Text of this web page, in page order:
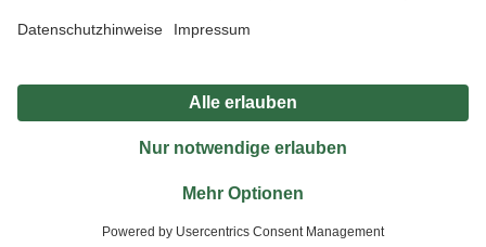
Produkte nur solange der Vorrat reicht.
*Paketversand ab 59 € versandkostenfrei, gilt nicht für Artikel mit Speditionsversand, hier
Privatsphäre Impressum
Nutzungsbedingungen
Widerrufsrecht
Vertrag widerrufen
© 2026 toom Baumarkt GmbH